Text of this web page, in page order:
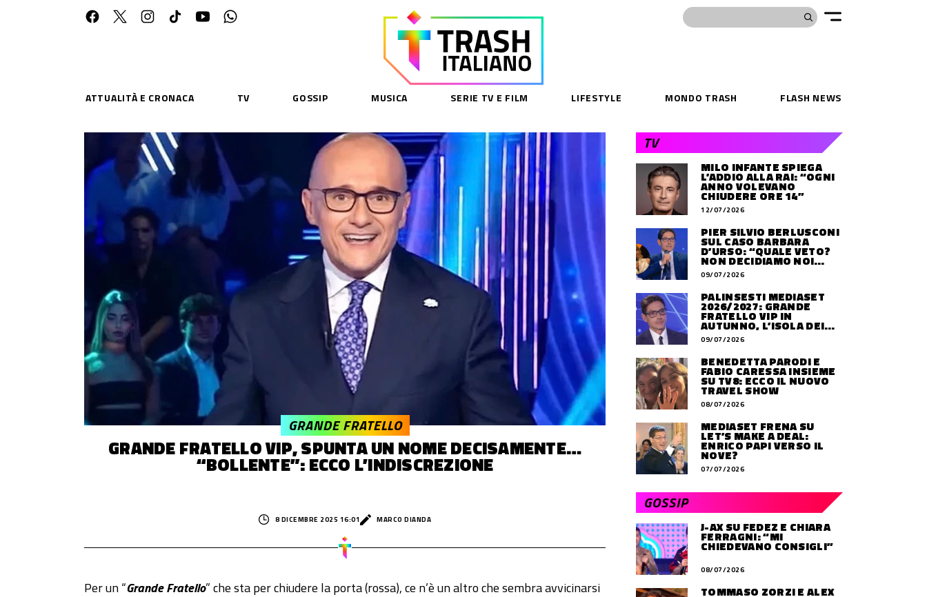
ESPLORA
Chi Siamo
Contatti
RISORSE
Privacy Policy
Policy Contenuti
© 2014–2026 Trash Italiano- Tutti i diritti riservati.
C.F./P.IVA 15477041006 - Capitale sociale €10.000,00 i.v.
ATTUALITÀ E CRONACA TV GOSSIP MUSICA SERIE TV E FILM LIFESTYLE MONDO TRASH FLASH NEWS
GRANDE FRATELLO VIP, SPUNTA UN NOME DECISAMENTE…
“BOLLENTE”: ECCO L’INDISCREZIONE
GRANDE FRATELLO
8 DICEMBRE 2025 16:01 MARCO DIANDA
Per un “Grande Fratello” che sta per chiudere la porta (rossa), ce n’è un altro che sembra avvicinarsi
TV
MILO INFANTE SPIEGA
L’ADDIO ALLA RAI: “OGNI
ANNO VOLEVANO
CHIUDERE ORE 14”
12/07/2026
PIER SILVIO BERLUSCONI
SUL CASO BARBARA
D’URSO: “QUALE VETO?
NON DECIDIAMO NOI
DOVE LAVORERÀ”
09/07/2026
PALINSESTI MEDIASET
2026/2027: GRANDE
FRATELLO VIP IN
AUTUNNO, L’ISOLA DEI
FAMOSI SLITTA AL 2027
09/07/2026
BENEDETTA PARODI E
FABIO CARESSA INSIEME
SU TV8: ECCO IL NUOVO
TRAVEL SHOW
08/07/2026
MEDIASET FRENA SU
LET’S MAKE A DEAL:
ENRICO PAPI VERSO IL
NOVE?
07/07/2026
GOSSIP
J-AX SU FEDEZ E CHIARA
FERRAGNI: “MI
CHIEDEVANO CONSIGLI”
08/07/2026
TOMMASO ZORZI E ALEX